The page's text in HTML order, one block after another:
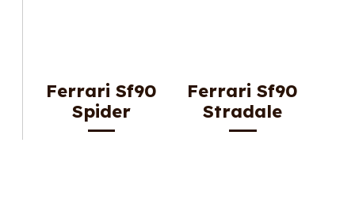
Ferrari Sf90
Spider
Ferrari Sf90
Stradale